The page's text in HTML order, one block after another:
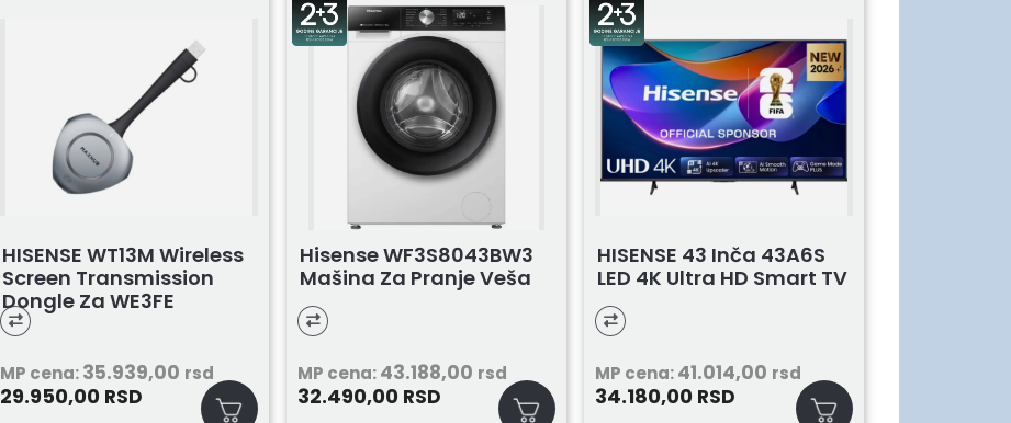
HISENSE WT13M Wireless
Screen Transmission
Dongle Za WE3FE
MP cena:35.939,00 rsd
29.950,00 RSD
Hisense WF3S8043BW3
Mašina Za Pranje Veša
MP cena:43.188,00 rsd
32.490,00 RSD
HISENSE 43 Inča 43A6S
LED 4K Ultra HD Smart TV
MP cena:41.014,00 rsd
34.180,00 RSD